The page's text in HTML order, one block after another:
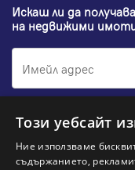
Искаш ли да
на недвижими
Абонирам се
Този уебсайт
Ние използваме
съдържанието,